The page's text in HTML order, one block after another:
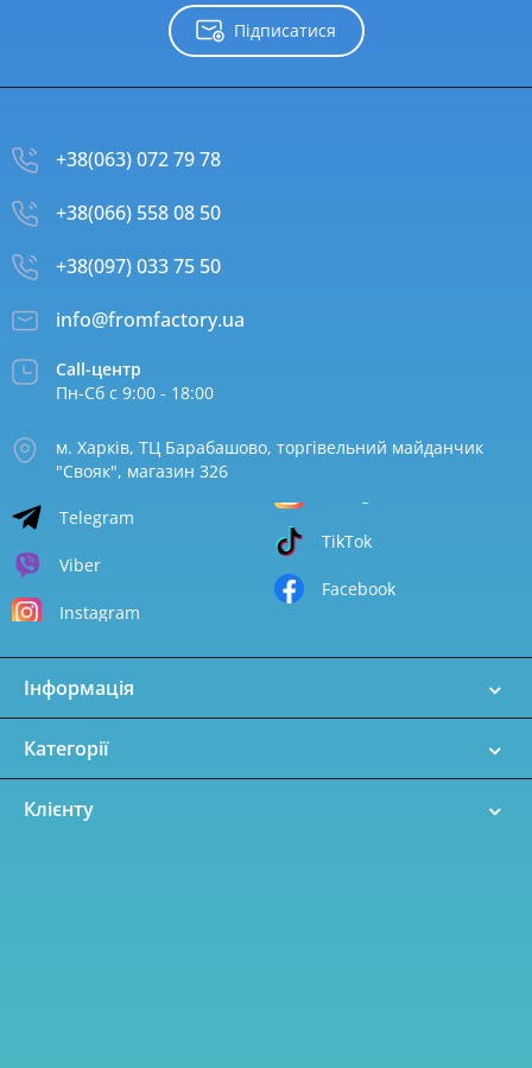
Підписатися
+38(063) 072 79 78
+38(066) 558 08 50
+38(097) 033 75 50
info@fromfactory.ua
Call-центр
Пн-Сб с 9:00 - 18:00
м. Харків, ТЦ Барабашово, торгівельний майданчик
"Свояк", магазин 326
Telegram
Viber
Instagram
TikTok
Facebook
Інформація
Категорії
Клієнту